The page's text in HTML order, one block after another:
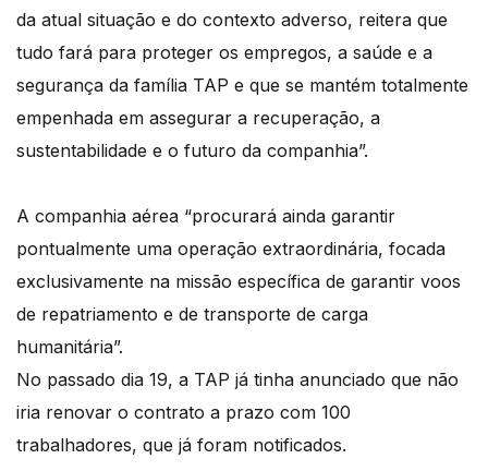
da atual situação e do contexto adverso, reitera que
tudo fará para proteger os empregos, a saúde e a
segurança da família TAP e que se mantém totalmente
empenhada em assegurar a recuperação, a
sustentabilidade e o futuro da companhia”.
A companhia aérea “procurará ainda garantir
pontualmente uma operação extraordinária, focada
exclusivamente na missão específica de garantir voos
de repatriamento e de transporte de carga
humanitária”.
No passado dia 19, a TAP já tinha anunciado que não
iria renovar o contrato a prazo com 100
trabalhadores, que já foram notificados.